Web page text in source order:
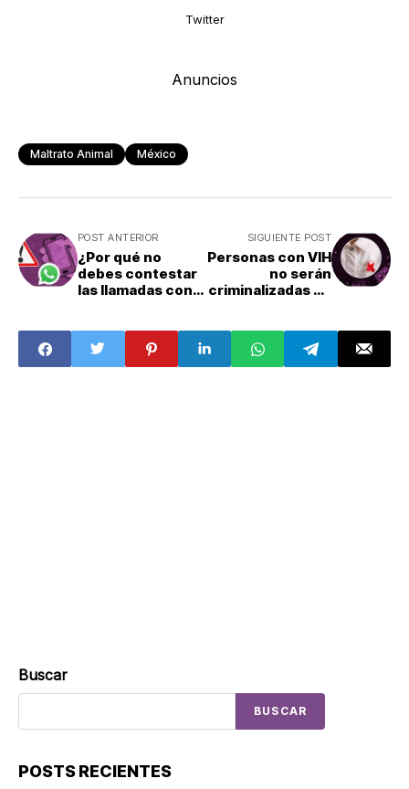
Twitter
Anuncios
Maltrato Animal México
POST ANTERIOR
¿Por qué no
debes contestar
las llamadas con
SIGUIENTE POST
Personas con VIH
no serán
criminalizadas en
Buscar
BUSCAR
POSTS RECIENTES